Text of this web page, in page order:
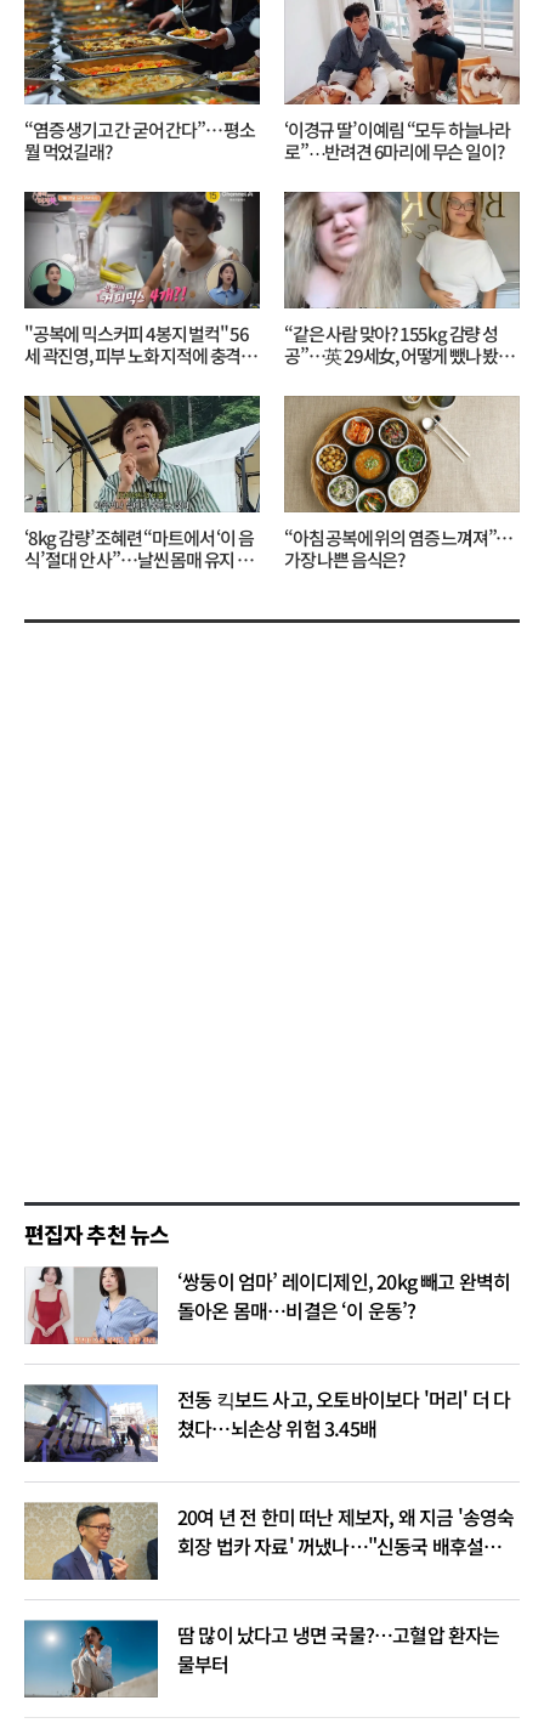
“염증 생기고 간 굳어 간다”… 평소
뭘 먹었길래?
‘이경규 딸’ 이예림 “모두 하늘나라
로”⋯반려견 6마리에 무슨 일이?
"공복에 믹스커피 4봉지 벌컥" 56
세 곽진영, 피부 노화 지적에 충격…
“같은 사람 맞아? 155kg 감량 성
공”…英 29세女, 어떻게 뺐나 봤더
‘8kg 감량’ 조혜련 “마트에서 ‘이 음
식’ 절대 안 사”…날씬 몸매 유지 비
“아침 공복에 위의 염증 느껴져”…
가장 나쁜 음식은?
편집자 추천 뉴스
‘쌍둥이 엄마’ 레이디제인, 20kg 빼고 완벽히
돌아온 몸매…비결은 ‘이 운동’?
전동 킥보드 사고, 오토바이보다 '머리' 더 다
쳤다…뇌손상 위험 3.45배
20여 년 전 한미 떠난 제보자, 왜 지금 '송영숙
회장 법카 자료' 꺼냈나…"신동국 배후설은
땀 많이 났다고 냉면 국물?…고혈압 환자는
물부터